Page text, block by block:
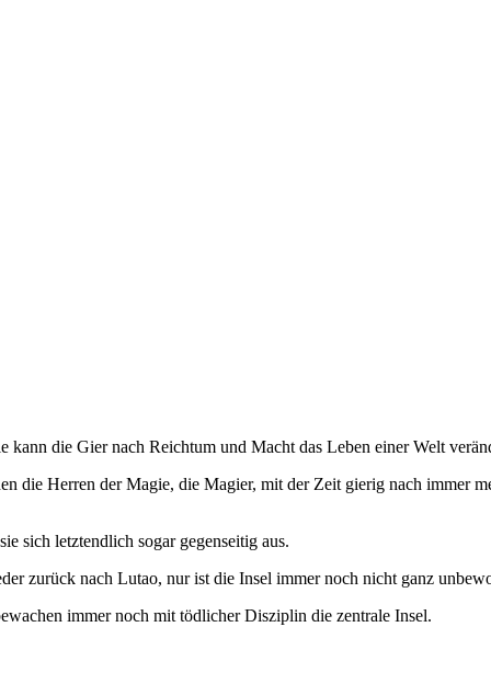
die Gier nach Reichtum und Macht das Leben einer Welt
die Herren der Magie, die Magier, mit der Zeit gierig nach immer
sich letztendlich sogar gegenseitig aus.
zurück nach Lutao, nur ist die Insel immer noch nicht ganz
immer noch mit tödlicher Disziplin die zentrale Insel.